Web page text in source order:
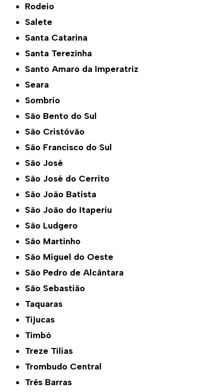
Rodeio
Salete
Santa Catarina
Santa Terezinha
Santo Amaro da Imperatriz
Seara
Sombrio
São Bento do Sul
São Cristóvão
São Francisco do Sul
São José
São José do Cerrito
São João Batista
São João do Itaperiu
São Ludgero
São Martinho
São Miguel do Oeste
São Pedro de Alcântara
São Sebastião
Taquaras
Tijucas
Timbó
Treze Tílias
Trombudo Central
Três Barras